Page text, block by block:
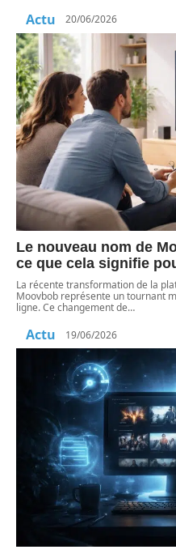
Actu 20/06/2026
Le nouveau nom de
ce que cela signifie
La récente transformation de la
Moovbob représente un tournant
ligne. Ce changement de…
Actu 19/06/2026